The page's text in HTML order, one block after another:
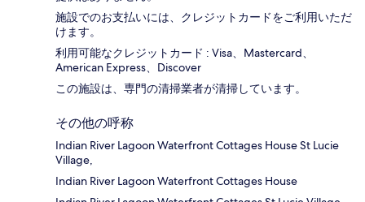
施設でのお支払いには、クレジットカードをご利用いただ
けます。
利用可能なクレジットカード : Visa、Mastercard、
American Express、Discover
この施設は、専門の清掃業者が清掃しています。
その他の呼称
Indian River Lagoon Waterfront Cottages House St Lucie
Village,
Indian River Lagoon Waterfront Cottages House